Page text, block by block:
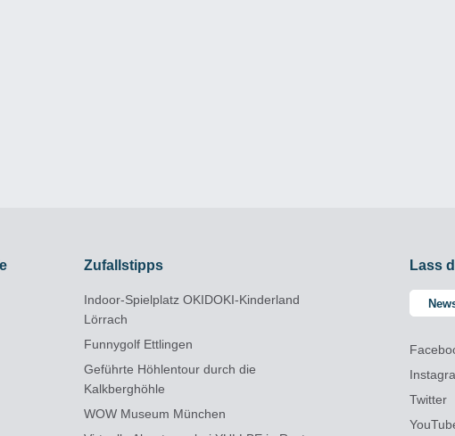
Zufallstipps
Indoor-Spielplatz OKIDOKI-Kinderland
Lörrach
Funnygolf Ettlingen
Geführte Höhlentour durch die
Kalkberghöhle
WOW Museum München
Lass
Twitter